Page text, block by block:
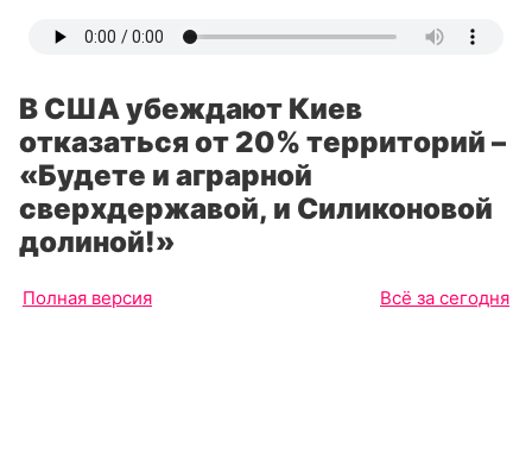
В США убеждают Киев
отказаться от 20% территорий –
«Будете и аграрной
сверхдержавой, и Силиконовой
долиной!»
Полная версия Всё за сегодня